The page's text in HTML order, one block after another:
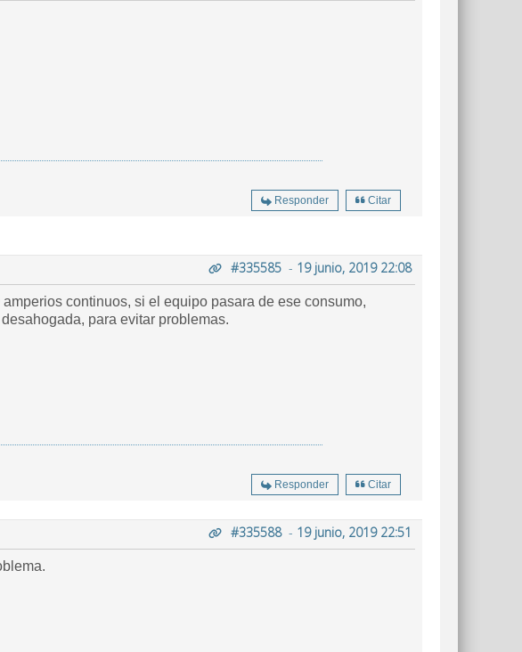
Responder Citar
#335585 - 19 junio, 2019 22:08
continuos, si el equipo pasara de ese consumo,
para evitar problemas.
Responder Citar
#335588- 19 junio, 2019 22:51